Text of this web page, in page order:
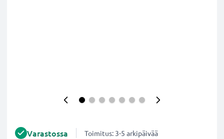
Varastossa Toimitus: 3-5 arkipäivää